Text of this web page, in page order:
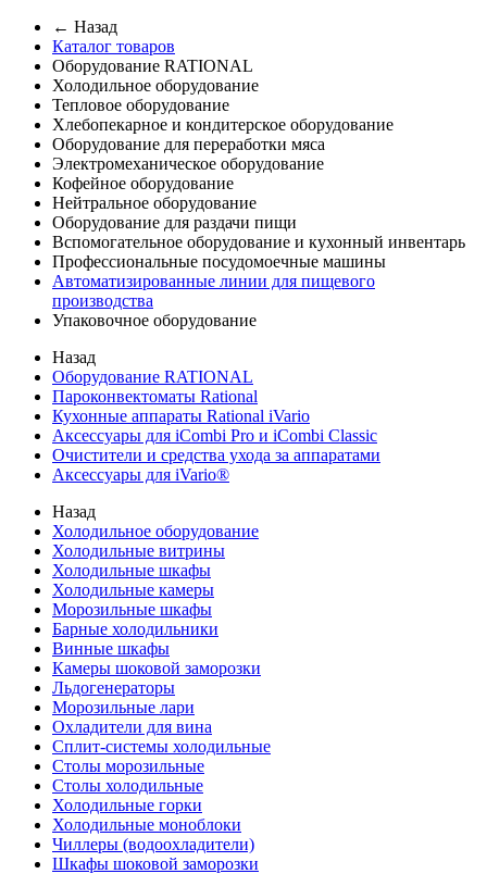
← Назад
Каталог товаров
Оборудование RATIONAL
Холодильное оборудование
Тепловое оборудование
Хлебопекарное и кондитерское оборудование
Оборудование для переработки мяса
Электромеханическое оборудование
Кофейное оборудование
Нейтральное оборудование
Оборудование для раздачи пищи
Вспомогательное оборудование и кухонный инвентарь
Профессиональные посудомоечные машины
Автоматизированные линии для пищевого
производства
Упаковочное оборудование
Назад
Оборудование RATIONAL
Пароконвектоматы Rational
Кухонные аппараты Rational iVario
Аксессуары для iCombi Pro и iCombi Classic
Очистители и средства ухода за аппаратами
Аксессуары для iVario®
Назад
Холодильное оборудование
Холодильные витрины
Холодильные шкафы
Холодильные камеры
Морозильные шкафы
Барные холодильники
Винные шкафы
Камеры шоковой заморозки
Льдогенераторы
Морозильные лари
Охладители для вина
Сплит-системы холодильные
Столы морозильные
Столы холодильные
Холодильные горки
Холодильные моноблоки
Чиллеры (водоохладители)
Шкафы шоковой заморозки